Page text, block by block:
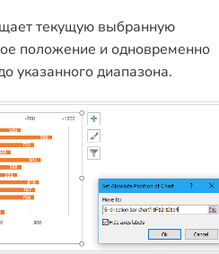
текущую выбранную
положение и одновременно
указанного диапазона.